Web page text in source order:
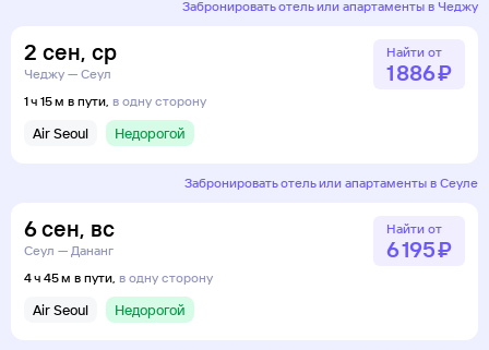
Забронировать отель или апартаменты в Чеджу
2 сен, ср
Чеджу — Сеул
1 ч 15 м в пути, в одну сторону
Air Seoul Недорогой
Найти от
1 ⁠886 ⁠₽
Забронировать отель или апартаменты в Сеуле
6 сен, вс
Сеул — Дананг
4 ч 45 м в пути, в одну сторону
Air Seoul Недорогой
Найти от
6 ⁠195 ⁠₽